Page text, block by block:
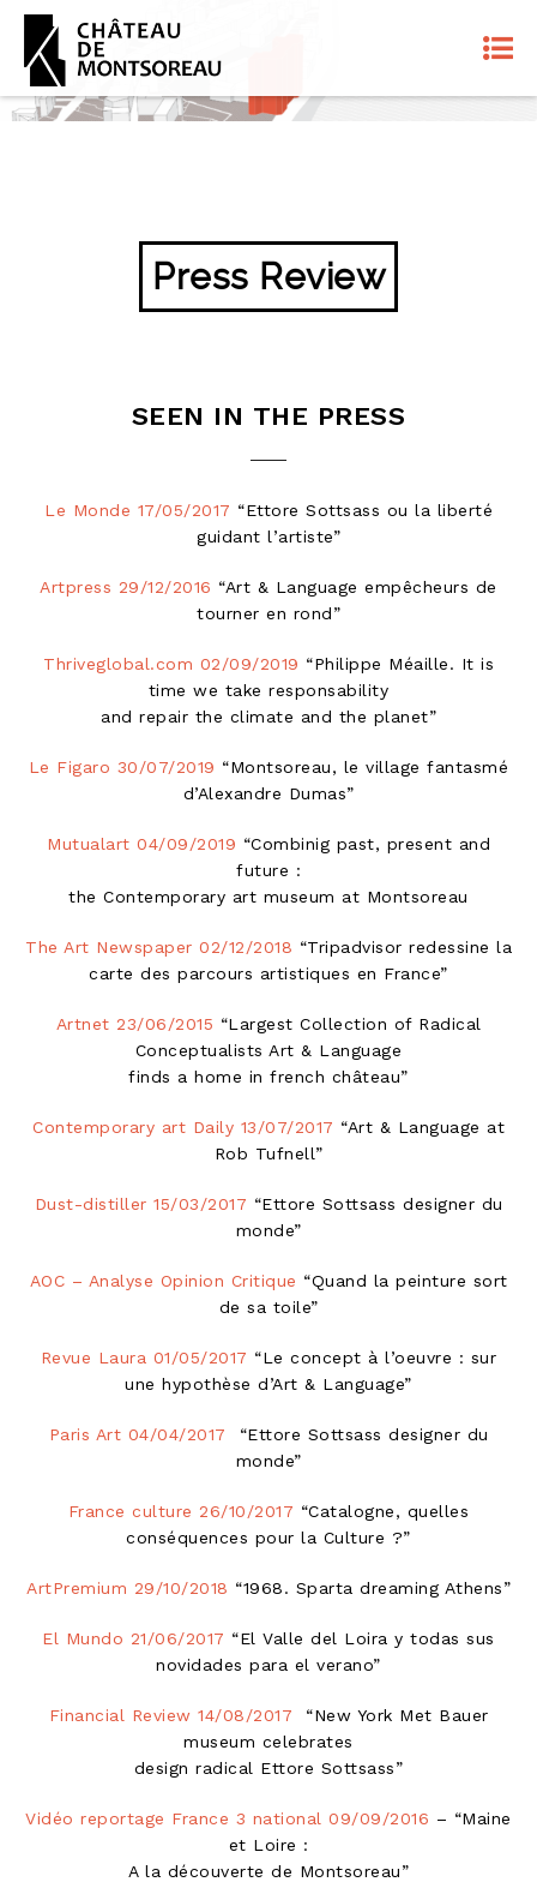
Press Review
SEEN IN THE PRESS
Le Monde 17/05/2017 “Ettore Sottsass ou la liberté
guidant l’artiste”
Artpress 29/12/2016 “Art & Language empêcheurs de
tourner en rond”
Thriveglobal.com 02/09/2019 “Philippe Méaille. It is
time we take responsability
and repair the climate and the planet”
Le Figaro 30/07/2019 “Montsoreau, le village fantasmé
d’Alexandre Dumas”
Mutualart 04/09/2019 “Combinig past, present and
future :
the Contemporary art museum at Montsoreau
The Art Newspaper 02/12/2018 “Tripadvisor redessine la
carte des parcours artistiques en France”
Artnet 23/06/2015 “Largest Collection of Radical
Conceptualists Art & Language
finds a home in french château”
Contemporary art Daily 13/07/2017 “Art & Language at
Rob Tufnell”
Dust-distiller 15/03/2017 “Ettore Sottsass designer du
monde”
AOC – Analyse Opinion Critique “Quand la peinture sort
de sa toile”
Revue Laura 01/05/2017 “Le concept à l’oeuvre : sur
une hypothèse d’Art & Language”
Paris Art 04/04/2017 “Ettore Sottsass designer du
monde”
France culture 26/10/2017 “Catalogne, quelles
conséquences pour la Culture ?”
ArtPremium 29/10/2018 “1968. Sparta dreaming Athens”
El Mundo 21/06/2017 “El Valle del Loira y todas sus
novidades para el verano”
Financial Review 14/08/2017 “New York Met Bauer
museum celebrates
design radical Ettore Sottsass”
Vidéo reportage France 3 national 09/09/2016 – “Maine
et Loire :
A la découverte de Montsoreau”